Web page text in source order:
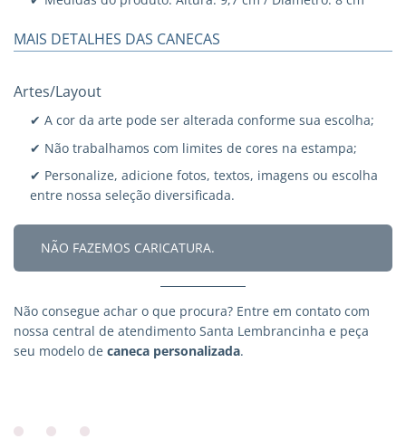
MAIS DETALHES DAS CANECAS
Artes/Layout
✔ A cor da arte pode ser alterada conforme sua escolha;
✔ Não trabalhamos com limites de cores na estampa;
✔ Personalize, adicione fotos, textos, imagens ou escolha
entre nossa seleção diversificada.
NÃO FAZEMOS CARICATURA.
Não consegue achar o que procura? Entre em contato com
nossa central de atendimento Santa Lembrancinha e peça
seu modelo de caneca personalizada.